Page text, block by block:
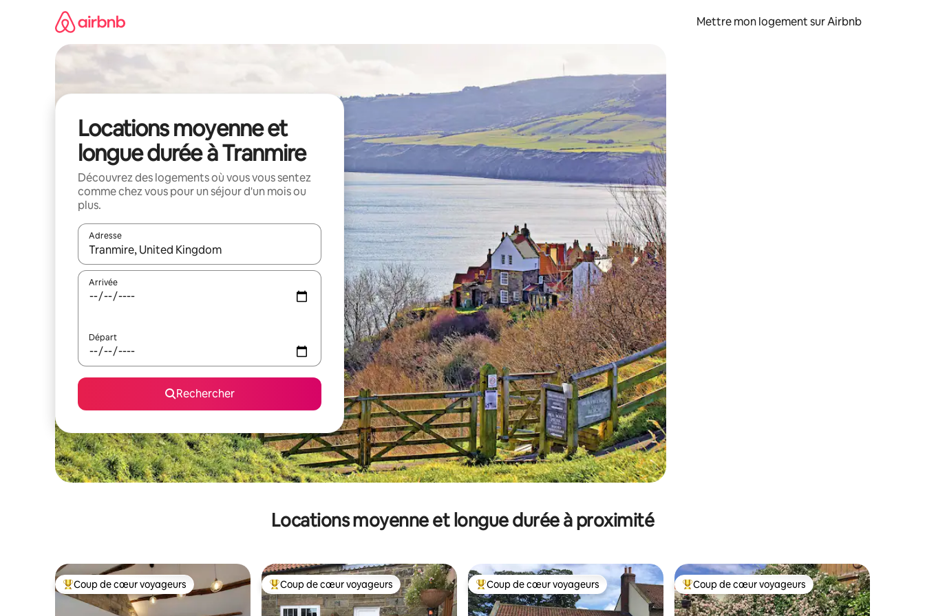
Mettre mon logement sur Airbnb
Locations moyenne et
longue durée à Tranmire
Découvrez des logements où vous vous sentez
comme chez vous pour un séjour d'un mois ou
plus.
Adresse
Lorsque les résultats s'affichent, utilisez les flèches vers le haut et vers le bas pour les parcourir ou en appuyant et en faisant glisser.
Arrivée
Départ
Rechercher
Locations moyenne et longue durée à proximité
Coups de cœur voyageurs les plus appréciés
Coup de cœur voyageurs Coups de cœur voyageurs les plus appréciés
Coup de cœur voyageurs Coups de cœur voyageurs les plus appréciés
Coup de cœur voyageurs Coups de cœur voyageurs les plus appréciés
Coup de cœur voyageurs